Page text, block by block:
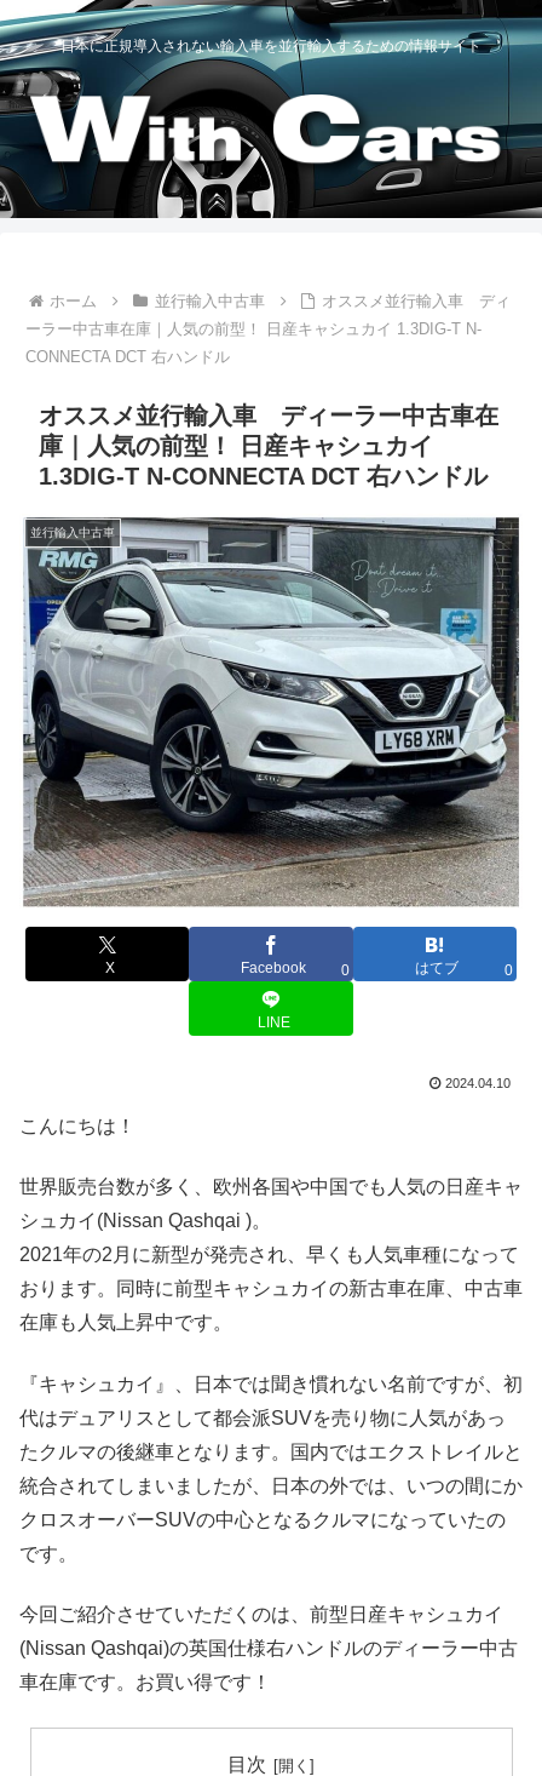
日本に正規導入されない輸入車を並行輸入するための情報サイト
ホーム 並行輸入中古車
オススメ並行輸入車 ディ
ーラー中古車在庫｜人気の前型！ 日産キャシュカイ 1.3DIG-T N-
CONNECTA DCT 右ハンドル
オススメ並行輸入車 ディーラー中古車在
庫｜人気の前型！ 日産キャシュカイ
1.3DIG-T N-CONNECTA DCT 右ハンドル
並行輸入中古車
X Facebook 0 はてブ 0
LINE
2024.04.10
こんにちは！
世界販売台数が多く、欧州各国や中国でも人気の日産キャ
シュカイ(Nissan Qashqai )。
2021年の2月に新型が発売され、早くも人気車種になって
おります。同時に前型キャシュカイの新古車在庫、中古車
在庫も人気上昇中です。
『キャシュカイ』、日本では聞き慣れない名前ですが、初
代はデュアリスとして都会派SUVを売り物に人気があっ
たクルマの後継車となります。国内ではエクストレイルと
統合されてしまいましたが、日本の外では、いつの間にか
クロスオーバーSUVの中心となるクルマになっていたの
です。
今回ご紹介させていただくのは、前型日産キャシュカイ
(Nissan Qashqai)の英国仕様右ハンドルのディーラー中古
車在庫です。お買い得です！
目次